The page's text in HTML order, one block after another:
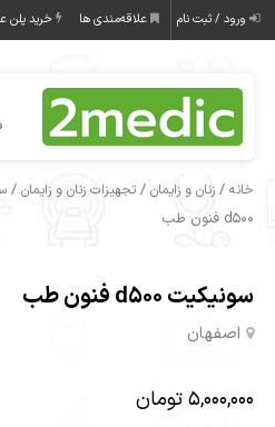
ورود / ثبت نام علاقه‌مندی ها خرید پلن
خانه /زنان و زایمان /تجهیزات زنان و زایمان /
d500 فنون طب
سونیکیت d500 فنون طب
اصفهان
5,000,000 تومان